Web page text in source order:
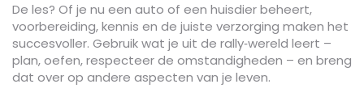
De les? Of je nu een auto of een huisdier beheert,
voorbereiding, kennis en de juiste verzorging maken het
succesvoller. Gebruik wat je uit de rally‑wereld leert –
plan, oefen, respecteer de omstandigheden – en breng
dat over op andere aspecten van je leven.